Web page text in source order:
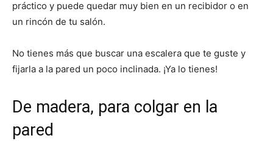
práctico y puede quedar muy bien en un recibidor o en
un rincón de tu salón.
No tienes más que buscar una escalera que te guste y
fijarla a la pared un poco inclinada. ¡Ya lo tienes!
De madera, para colgar en la
pared